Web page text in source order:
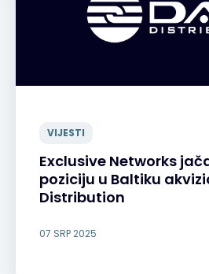
VIJESTI
Exclusive Networks
poziciju u Baltiku
Distribution
07 SRP 2025